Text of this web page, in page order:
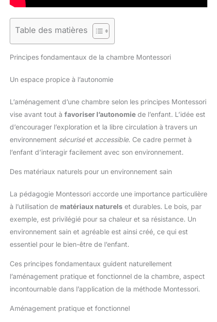
Table des matières
Principes fondamentaux de la chambre Montessori
Un espace propice à l’autonomie
L’aménagement d’une chambre selon les principes Montessori
vise avant tout à favoriser l’autonomie de l’enfant. L’idée est
d’encourager l’exploration et la libre circulation à travers un
environnement sécuriséet accessible. Ce cadre permet à
l’enfant d’interagir facilement avec son environnement.
Des matériaux naturels pour un environnement sain
La pédagogie Montessori accorde une importance particulière
à l’utilisation de matériaux naturels et durables. Le bois, par
exemple, est privilégié pour sa chaleur et sa résistance. Un
environnement sain et agréable est ainsi créé, ce qui est
essentiel pour le bien-être de l’enfant.
Ces principes fondamentaux guident naturellement
l’aménagement pratique et fonctionnel de la chambre, aspect
incontournable dans l’application de la méthode Montessori.
Aménagement pratique et fonctionnel